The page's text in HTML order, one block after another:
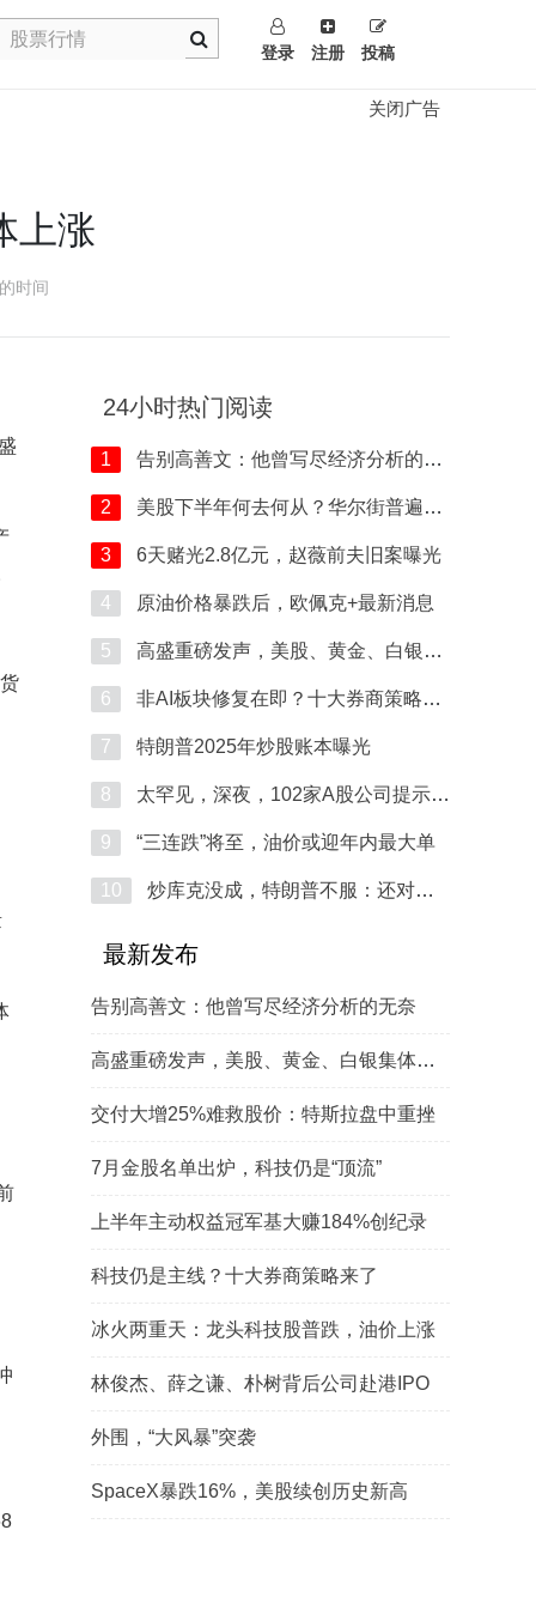
登录 注册 投稿
关闭广告
上涨
时间
24小时热门阅读
1 告别高善文：他曾写尽经济分析的无奈
2 美股下半年何去何从？华尔街普遍乐观
3 6天赌光2.8亿元，赵薇前夫旧案曝光
4 原油价格暴跌后，欧佩克+最新消息
5 高盛重磅发声，美股、黄金、白银集体
6 非AI板块修复在即？十大券商策略来了
7 特朗普2025年炒股账本曝光
8 太罕见，深夜，102家A股公司提示风险
9 “三连跌”将至，油价或迎年内最大单
10 炒库克没成，特朗普不服：还对美联储
最新发布
告别高善文：他曾写尽经济分析的无奈
高盛重磅发声，美股、黄金、白银集体上涨
交付大增25%难救股价：特斯拉盘中重挫
7月金股名单出炉，科技仍是“顶流”
上半年主动权益冠军基大赚184%创纪录
科技仍是主线？十大券商策略来了
冰火两重天：龙头科技股普跌，油价上涨
林俊杰、薛之谦、朴树背后公司赴港IPO
外围，“大风暴”突袭
SpaceX暴跌16%，美股续创历史新高